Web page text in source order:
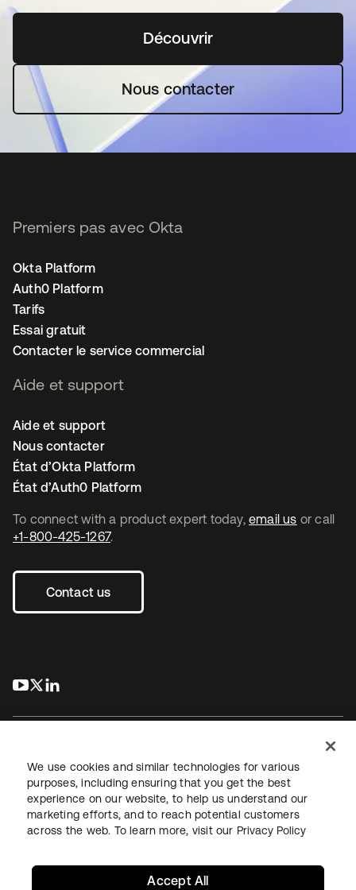
Découvrirs’ouvre dans un nouvel
Nous contacter
To connect with a product expert today, email us or call
+1-800-425-1267.
Contact us
s’ouvre dans un nouvel onglet
s’ouvre dans un nouvel onglet
Premiers pas avec Okta
Okta Platform
Auth0 Platform
Tarifs
Essai gratuit
Contacter le service commercial
Aide et support
Aide et support
Nous contacter
État d’Okta Platform
État d’Auth0 Platform
JuridiquePolitique de confidentialité
Conditions d’utilisation du siteSécuritéPlan du site
Paramètres des cookies
We use cookies and similar technologies for various
purposes, including ensuring that you get the best
experience on our website, to help us understand our
marketing efforts, and to reach potential customers
across the web. To learn more, visit our Privacy Policy
Accept All